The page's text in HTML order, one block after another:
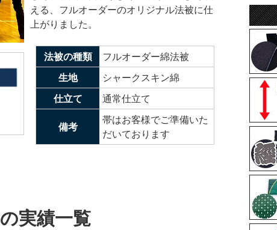
える、フルオーダーのオリジナル法被に仕
上がりました。
法被の種類
フルオーダー綿法被
生地
シャークスキン綿
仕立て
通常仕立て
備考
帯はお客様でご準備いた
だいております
実績一覧